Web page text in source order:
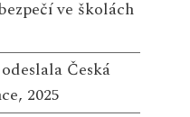
ve školách
Česká
2025